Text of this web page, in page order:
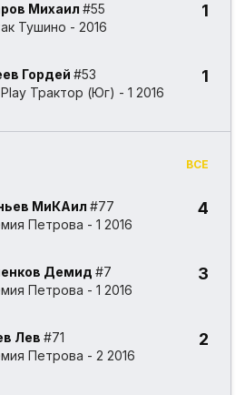
Михаил #55
Тушино - 2016
1
Гордей #53
Трактор (Юг) - 1 2016
1
ВСЕ
МиКАил #77
Петрова - 1 2016
4
Демид #7
Петрова - 1 2016
3
Лев #71
Петрова - 2 2016
2